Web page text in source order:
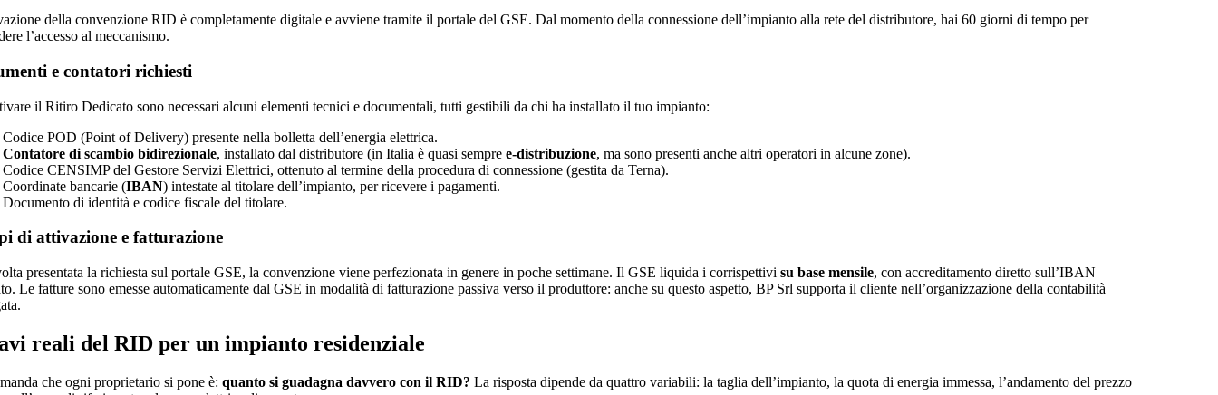
della convenzione RID è completamente digitale e avviene tramite il portale del GSE. Dal momento della connessione dell’impianto alla rete del distributore, hai 60 giorni di tempo per
l’accesso al meccanismo.
e contatori richiesti
il Ritiro Dedicato sono necessari alcuni elementi tecnici e documentali, tutti gestibili da chi ha installato il tuo impianto:
Codice POD (Point of Delivery) presente nella bolletta dell’energia elettrica.
Contatore di scambio bidirezionale, installato dal distributore (in Italia è quasi sempre e-distribuzione, ma sono presenti anche altri operatori in alcune zone).
Codice CENSIMP del Gestore Servizi Elettrici, ottenuto al termine della procedura di connessione (gestita da Terna).
Coordinate bancarie (IBAN) intestate al titolare dell’impianto, per ricevere i pagamenti.
Documento di identità e codice fiscale del titolare.
di attivazione e fatturazione
presentata la richiesta sul portale GSE, la convenzione viene perfezionata in genere in poche settimane. Il GSE liquida i corrispettivi su base mensile, con accreditamento diretto sull’IBAN
Le fatture sono emesse automaticamente dal GSE in modalità di fatturazione passiva verso il produttore: anche su questo aspetto, BP Srl supporta il cliente nell’organizzazione della contabilità
reali del RID per un impianto residenziale
che ogni proprietario si pone è: quanto si guadagna davvero con il RID? La risposta dipende da quattro variabili: la taglia dell’impianto, la quota di energia immessa, l’andamento del prezzo